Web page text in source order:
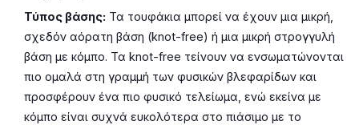
Τύπος βάσης: Τα τουφάκια μπορεί να έχουν μια μικρή,
σχεδόν αόρατη βάση (knot-free) ή μια μικρή στρογγυλή
βάση με κόμπο. Τα knot-free τείνουν να ενσωματώνονται
πιο ομαλά στη γραμμή των φυσικών βλεφαρίδων και
προσφέρουν ένα πιο φυσικό τελείωμα, ενώ εκείνα με
κόμπο είναι συχνά ευκολότερα στο πιάσιμο με το